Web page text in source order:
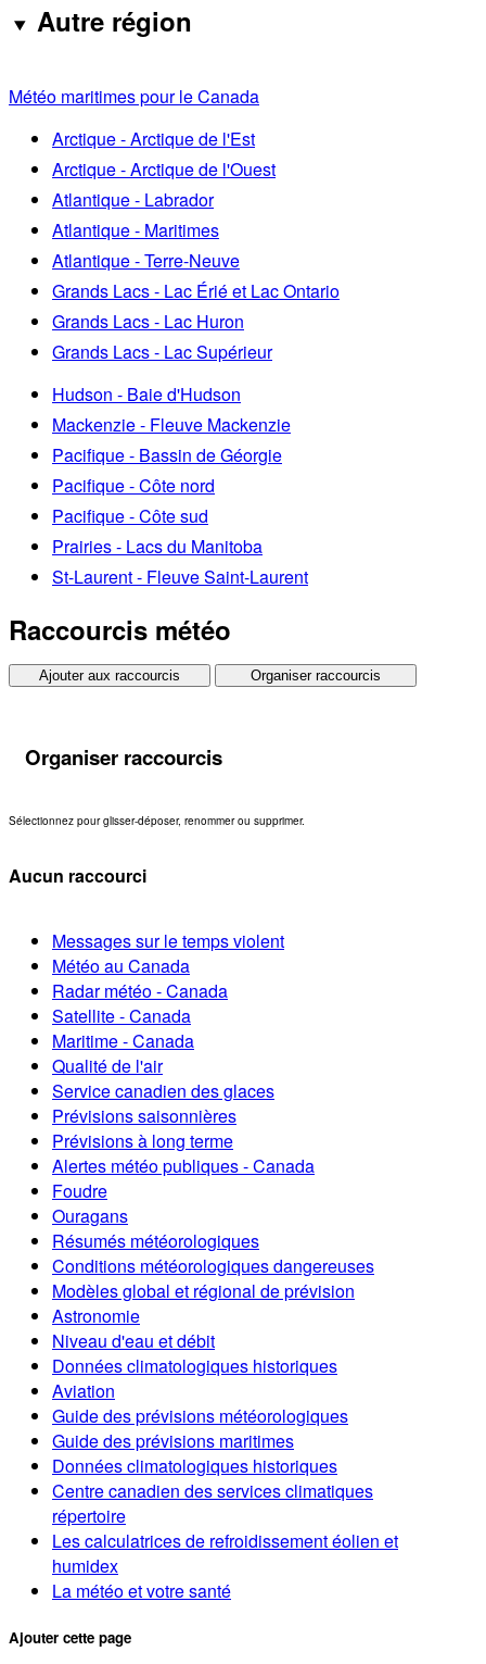
Autre région
Météo maritimes pour le Canada
Arctique - Arctique de l'Est
Arctique - Arctique de l'Ouest
Atlantique - Labrador
Atlantique - Maritimes
Atlantique - Terre-Neuve
Grands Lacs - Lac Érié et Lac Ontario
Grands Lacs - Lac Huron
Grands Lacs - Lac Supérieur
Hudson - Baie d'Hudson
Mackenzie - Fleuve Mackenzie
Pacifique - Bassin de Géorgie
Pacifique - Côte nord
Pacifique - Côte sud
Prairies - Lacs du Manitoba
St-Laurent - Fleuve Saint-Laurent
Raccourcis météo
Ajouter aux raccourcis Organiser raccourcis
Organiser raccourcis
Sélectionnez pour glisser-déposer, renommer ou supprimer.
Aucun raccourci
Messages sur le temps violent
Météo au Canada
Radar météo - Canada
Satellite - Canada
Maritime - Canada
Qualité de l'air
Service canadien des glaces
Prévisions saisonnières
Prévisions à long terme
Alertes météo publiques - Canada
Foudre
Ouragans
Résumés météorologiques
Conditions météorologiques dangereuses
Modèles global et régional de prévision
Astronomie
Niveau d'eau et débit
Données climatologiques historiques
Aviation
Guide des prévisions météorologiques
Guide des prévisions maritimes
Données climatologiques historiques
Centre canadien des services climatiques
répertoire
Les calculatrices de refroidissement éolien et
humidex
La météo et votre santé
Ajouter cette page